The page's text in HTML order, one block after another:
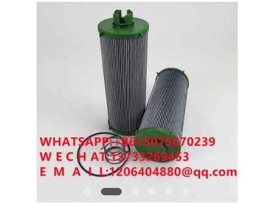
PRIVACY
POLICY